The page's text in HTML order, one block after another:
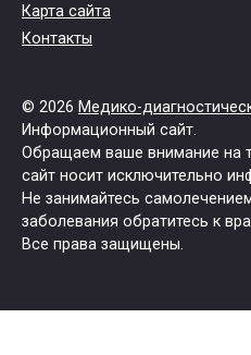
Карта сайта
Контакты
© 2026 Медико-
Информационный сайт.
Обращаем ваше внимание на
сайт носит исключительно
Не занимайтесь
заболевания обратитесь к
Все права защищены.